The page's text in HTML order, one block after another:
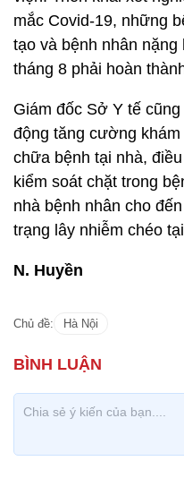
mắc Covid-19, những
tạo và bệnh nhân
tháng 8 phải hoàn
Giám đốc Sở Y tế
động tăng cường
chữa bệnh tại nhà,
kiểm soát chặt trong
nhà bệnh nhân cho
trạng lây nhiễm chéo
N. Huyền
Chủ đề: Hà Nội